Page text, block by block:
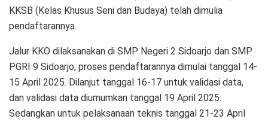
KKSB (Kelas Khusus Seni dan Budaya) telah dimulia
pendaftarannya.
Jalur KKO dilaksanakan di SMP Negeri 2 Sidoarjo dan SMP
PGRI 9 Sidoarjo, proses pendaftarannya dimulai tanggal 14-
15 April 2025. Dilanjut tanggal 16-17 untuk validasi data,
dan validasi data diumumkan tanggal 19 April 2025.
Sedangkan untuk pelaksanaan teknis tanggal 21-23 April